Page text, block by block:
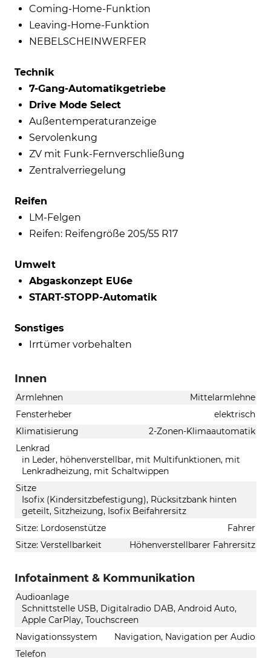
Coming-Home-Funktion
Leaving-Home-Funktion
NEBELSCHEINWERFER
Technik
7-Gang-Automatikgetriebe
Drive Mode Select
Außentemperaturanzeige
Servolenkung
ZV mit Funk-Fernverschließung
Zentralverriegelung
Reifen
LM-Felgen
Reifen: Reifengröße 205/55 R17
Umwelt
Abgaskonzept EU6e
START-STOPP-Automatik
Sonstiges
Irrtümer vorbehalten
Innen
Armlehnen
Mittelarmlehne
Fensterheber
elektrisch
Klimatisierung
2-Zonen-Klimaautomatik
Lenkrad
in Leder, höhenverstellbar, mit Multifunktionen, mit
Lenkradheizung, mit Schaltwippen
Sitze
Isofix (Kindersitzbefestigung), Rücksitzbank hinten
geteilt, Sitzheizung, Isofix Beifahrersitz
Sitze: Lordosenstütze
Fahrer
Sitze: Verstellbarkeit
Höhenverstellbarer Fahrersitz
Infotainment & Kommunikation
Audioanlage
Schnittstelle USB, Digitalradio DAB, Android Auto,
Apple CarPlay, Touchscreen
Navigationssystem
Navigation, Navigation per Audio
Telefon